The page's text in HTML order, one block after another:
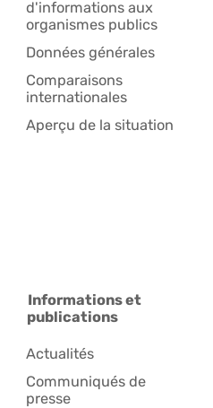
d'informations aux
organismes publics
Données générales
Comparaisons
internationales
Aperçu de la situation
Informations et
publications
Actualités
Communiqués de
presse